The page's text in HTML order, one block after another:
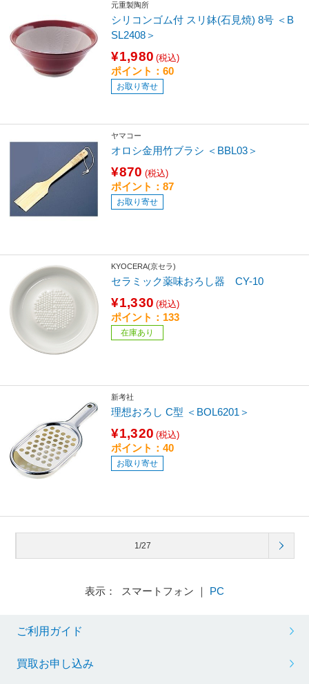
元重製陶所
シリコンゴム付 スリ鉢(石見焼) 8号 ＜B
SL2408＞
¥1,980 (税込)
ポイント：60
お取り寄せ
ヤマコー
オロシ金用竹ブラシ ＜BBL03＞
¥870 (税込)
ポイント：87
お取り寄せ
KYOCERA(京セラ)
セラミック薬味おろし器 CY-10
¥1,330 (税込)
ポイント：133
在庫あり
新考社
理想おろし C型 ＜BOL6201＞
¥1,320 (税込)
ポイント：40
お取り寄せ
1/27
表示： スマートフォン ｜ PC
ご利用ガイド
買取お申し込み